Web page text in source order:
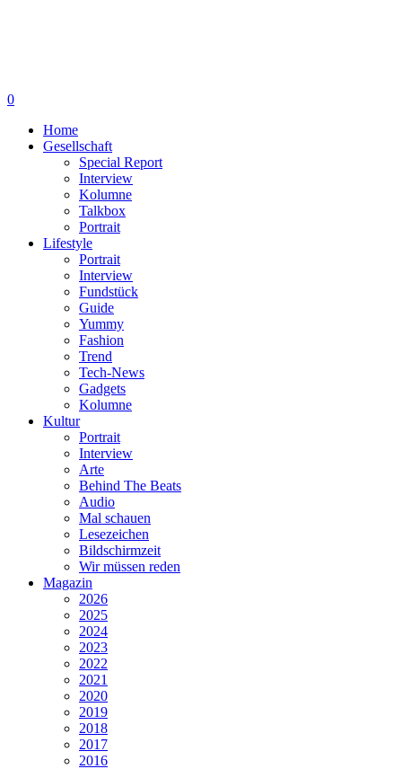
0
Home
Gesellschaft
Special Report
Interview
Kolumne
Talkbox
Portrait
Lifestyle
Portrait
Interview
Fundstück
Guide
Yummy
Fashion
Trend
Tech-News
Gadgets
Kolumne
Kultur
Portrait
Interview
Arte
Behind The Beats
Audio
Mal schauen
Lesezeichen
Bildschirmzeit
Wir müssen reden
Magazin
2026
2025
2024
2023
2022
2021
2020
2019
2018
2017
2016